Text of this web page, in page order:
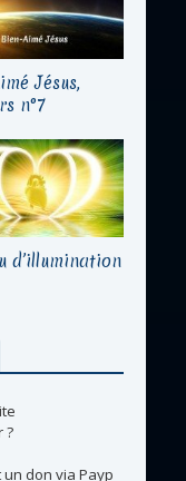
Jésus,
n°7
d’illumination
?
don via Payp